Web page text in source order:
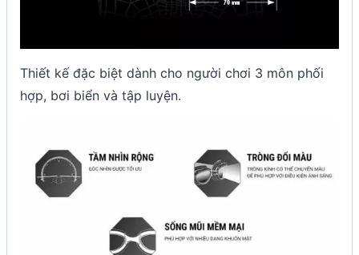
Thiết kế đặc biệt dành cho người chơi 3 môn phối
hợp, bơi biển và tập luyện.